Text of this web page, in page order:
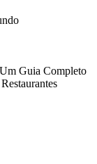
Guia Completo